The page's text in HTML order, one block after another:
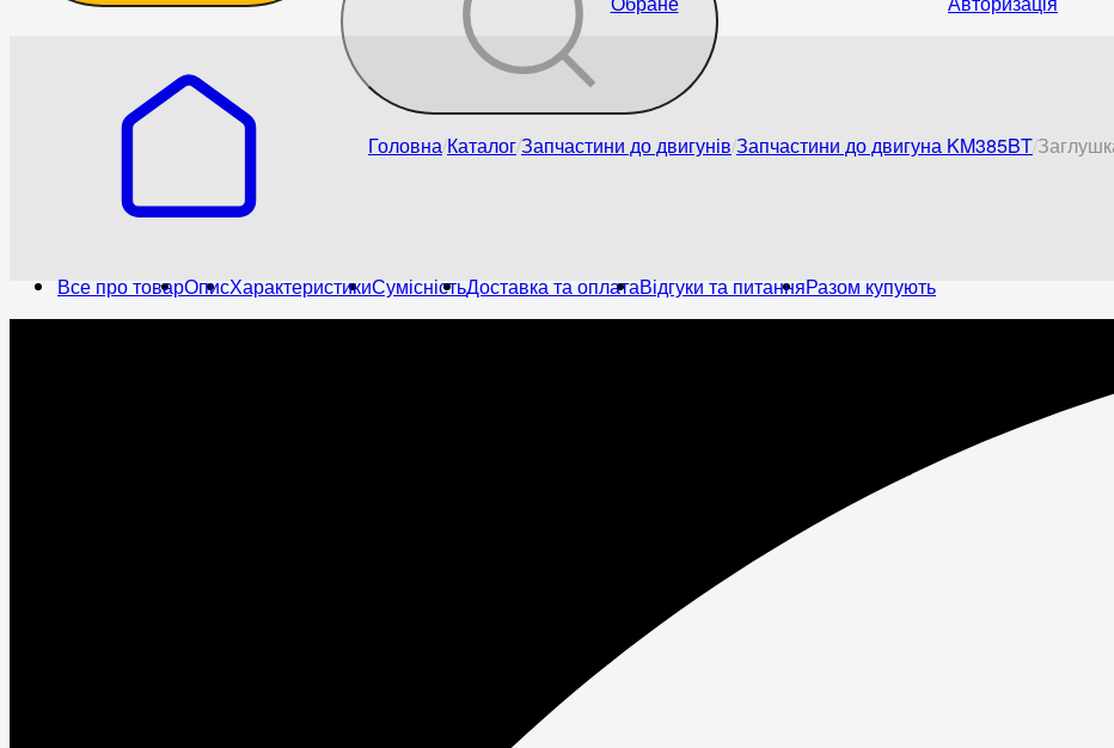
Головна КаталогЗапчастини до двигунів Запчастини до двигуна KM385BT
Все про товарОписХарактеристикиСумісністьДоставка та оплатаВідгуки та питанняРазом купують